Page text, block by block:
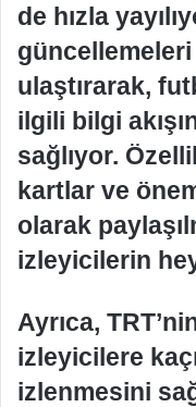
de hızla
ulaştırarak,
ilgili bilgi
sağlıyor.
kartlar ve
olarak
izleyicilerin
Ayrıca,
izleyicilere
izlenmesini